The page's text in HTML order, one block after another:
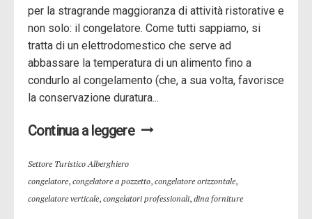
per la stragrande maggioranza di attività ristorative e
non solo: il congelatore. Come tutti sappiamo, si
tratta di un elettrodomestico che serve ad
abbassare la temperatura di un alimento fino a
condurlo al congelamento (che, a sua volta, favorisce
la conservazione duratura...
Continua a leggere
Settore Turistico Alberghiero
congelatore, congelatore a pozzetto, congelatore orizzontale,
congelatore verticale, congelatori professionali, dina forniture